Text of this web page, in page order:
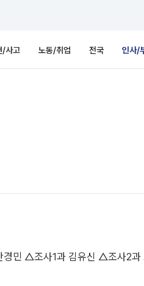
/사고 노동/취업 전국 인사/
민 △조사1과 김유신 △조사2